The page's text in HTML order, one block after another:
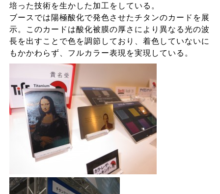
培った技術を生かした加工をしている。
ブースでは陽極酸化で発色させたチタンのカードを展
示。このカードは酸化被膜の厚さにより異なる光の波
長を出すことで色を調節しており、着色していないに
もかかわらず、フルカラー表現を実現している。